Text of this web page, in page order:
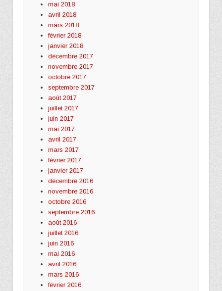
mai 2018
avril 2018
mars 2018
février 2018
janvier 2018
décembre 2017
novembre 2017
octobre 2017
septembre 2017
août 2017
juillet 2017
juin 2017
mai 2017
avril 2017
mars 2017
février 2017
janvier 2017
décembre 2016
novembre 2016
octobre 2016
septembre 2016
août 2016
juillet 2016
juin 2016
mai 2016
avril 2016
mars 2016
février 2016